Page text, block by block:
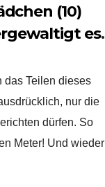
(10)
es
das Teilen dieses
nur die
dürfen. So
Meter! Und wieder